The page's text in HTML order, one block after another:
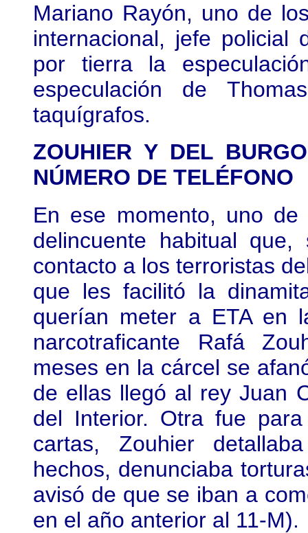
Mariano Rayón, uno de
internacional, jefe policial
por tierra la
especulación de
taquígrafos.
ZOUHIER Y DEL
NÚMERO DE TELÉFONO
En ese momento, uno
delincuente habitual
contacto a los terroristas
que les facilitó la
querían meter a ETA en
narcotraficante Rafá
meses en la cárcel se
de ellas llegó al rey Juan
del Interior. Otra fue
cartas, Zouhier
hechos, denunciaba
avisó de que se iban a
en el año anterior al 11-M).